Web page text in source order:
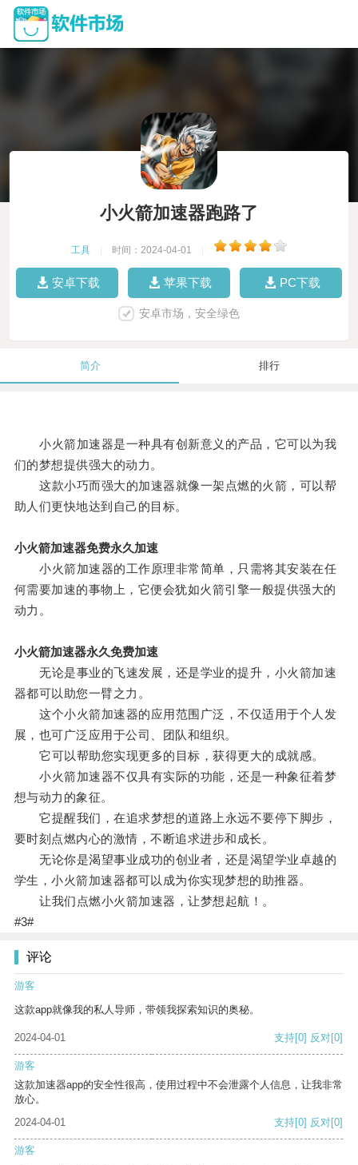
小火箭加速器跑路了
工具 时间：2024-04-01
安卓下载 苹果下载 PC下载
安卓市场，安全绿色
简介 排行
小火箭加速器是一种具有创新意义的产品，它可以为我
们的梦想提供强大的动力。
这款小巧而强大的加速器就像一架点燃的火箭，可以帮
助人们更快地达到自己的目标。
小火箭加速器免费永久加速
小火箭加速器的工作原理非常简单，只需将其安装在任
何需要加速的事物上，它便会犹如火箭引擎一般提供强大的
动力。
小火箭加速器永久免费加速
无论是事业的飞速发展，还是学业的提升，小火箭加速
器都可以助您一臂之力。
这个小火箭加速器的应用范围广泛，不仅适用于个人发
展，也可广泛应用于公司、团队和组织。
它可以帮助您实现更多的目标，获得更大的成就感。
小火箭加速器不仅具有实际的功能，还是一种象征着梦
想与动力的象征。
它提醒我们，在追求梦想的道路上永远不要停下脚步，
要时刻点燃内心的激情，不断追求进步和成长。
无论你是渴望事业成功的创业者，还是渴望学业卓越的
学生，小火箭加速器都可以成为你实现梦想的助推器。
让我们点燃小火箭加速器，让梦想起航！。
#3#
评论
游客
这款app就像我的私人导师，带领我探索知识的奥秘。
2024-04-01 支持[0] 反对[0]
游客
这款加速器app的安全性很高，使用过程中不会泄露个人信息，让我非常
放心。
2024-04-01
支持[0] 反对[0]
游客